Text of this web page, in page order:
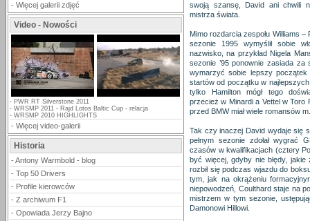
- Więcej galerii zdjęć
Video - Nowości
- PWR RT Silverstone 2011
- WRSMP 2011 - Rajd Lotos Baltic Cup - relacja
- WRSMP 2010 HIGHLIGHTS
- Więcej video-galerii
Historia
- Antony Warmbold - blog
- Top 50 Drivers
- Profile kierowców
- Z archiwum F1
- Opowiada Jerzy Bajno
swoją szansę, David ani chwili
mistrza świata.
Mimo rozdarcia zespołu Williams
sezonie 1995 wymyślił sobie
nazwisko, na przykład Nigela
sezonie ’95 ponownie zasiada
wymarzyć sobie lepszy
startów od początku w
tylko Hamilton mógł tego
przecież w Minardi a Vettel w
przed BMW miał wiele romansów
Tak czy inaczej David wydaje się
pełnym sezonie zdołał wygrać
czasów w kwalifikacjach (cztery
być więcej, gdyby nie błędy, jakie
rozbił się podczas wjazdu do
tym, jak na okrążeniu
niepowodzeń, Coulthard staje na
mistrzem w tym sezonie,
Damonowi Hillowi.